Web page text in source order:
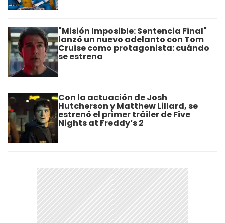
"Misión Imposible: Sentencia Final"
lanzó un nuevo adelanto con Tom
Cruise como protagonista: cuándo
se estrena
Con la actuación de Josh
Hutcherson y Matthew Lillard, se
estrenó el primer tráiler de Five
Nights at Freddy’s 2